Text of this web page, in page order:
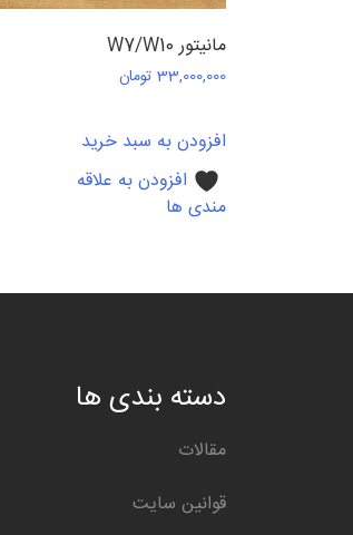
مانیتور W7/W10
33,000,000 تومان
افزودن به سبد خرید
افزودن به علاقه
مندی ها
دسته بندی ها
مقالات
قوانین سایت